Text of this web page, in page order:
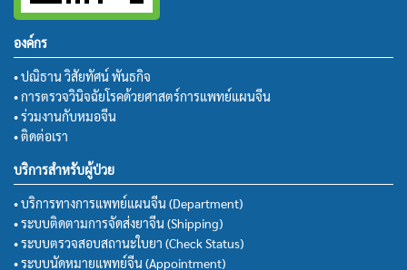
องค์กร
• ปณิธาน วิสัยทัศน์ พันธกิจ
• การตรวจวินิจฉัยโรคด้วยศาสตร์การแพทย์แผนจีน
• ร่วมงานกับหมอจีน
• ติดต่อเรา
บริการสำหรับผู้ป่วย
• บริการทางการแพทย์แผนจีน (Department)
• ระบบติดตามการจัดส่งยาจีน (Shipping)
• ระบบตรวจสอบสถานะใบยา (Check Status)
• ระบบนัดหมายแพทย์จีน (Appointment)